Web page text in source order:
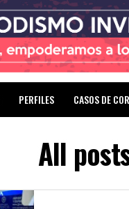
PERFILES CASOS DE
All